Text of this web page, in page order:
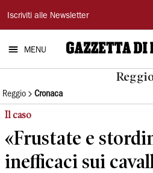
Gazzetta
di
Reggio
Iscriviti alle Newsletter
MENU
Reggio Cronaca
Il caso
«Frustate e
inefficaci sui